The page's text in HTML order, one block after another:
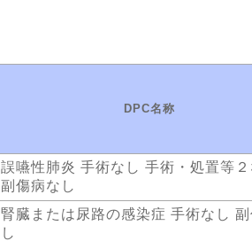
DPC名称
誤嚥性肺炎 手術なし 手術・処置等
副傷病なし
腎臓または尿路の感染症 手術なし
し